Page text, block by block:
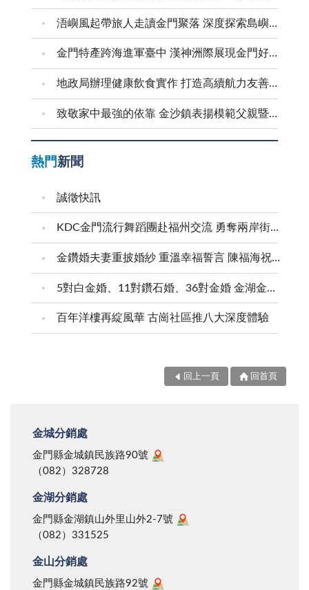
浯嶼風起帶旅人走讀金門聚落 深度探索島嶼文化底蘊
金門特產跨海進軍臺中 漢神洲際展現金門好滋味
地政局辦理健康飲食實作 打造高續航力友善職場
致敬家中最強的依靠 金沙鎮表揚模範父親暨新好爸爸
熱門新聞
誠徵快訊
KDC金門流行舞蹈團赴福州交流 勇奪兩岸街舞賽三等獎
金鑽婚夫妻重披婚紗 重溫幸福誓言 陳福海祝福牽手半世紀 情深相守成典範
5對白金婚、11對鑽石婚、36對金婚 金湖金沙夫妻共享榮耀時刻 陳福海表揚金鑽婚夫妻 向半世紀相守家庭典範致敬
百年洋樓再綻風華 古崗社區推八大深度體驗
回上一頁 回首頁
金城分銷處
金門縣金城鎮民族路90號
（082）328728
金湖分銷處
金門縣金湖鎮山外里山外2-7號
（082）331525
金山分銷處
金門縣金城鎮民族路92號